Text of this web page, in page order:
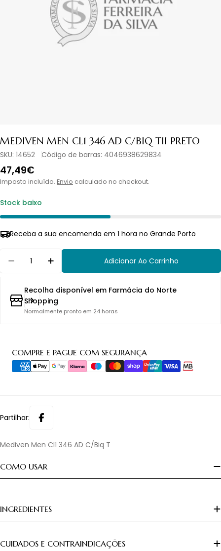
Abrir media em modal
MEDIVEN MEN CL1 346 AD C/BIQ TII PRETO
SKU: 14652 Código de barras: 4046938629834
Preço
normal
47,49€
Imposto incluído. Envio calculado no checkout.
Stock baixo
Receba a sua encomenda em 1 hora no Grande Porto
Diminuir Quantidade Para Mediven Men Cl1 346
Aumentar Quantidade Para Mediven
Adicionar Ao Carrinho
Recolha disponível em Farmácia do Norte
Shopping
Normalmente pronto em 24 horas
COMPRE E PAGUE COM SEGURANÇA
Métodos
de
pagamento
Partilhar:
Mediven Men Cl1 346 AD C/Biq T
COMO USAR
INGREDIENTES
CUIDADOS E CONTRAINDICAÇÕES